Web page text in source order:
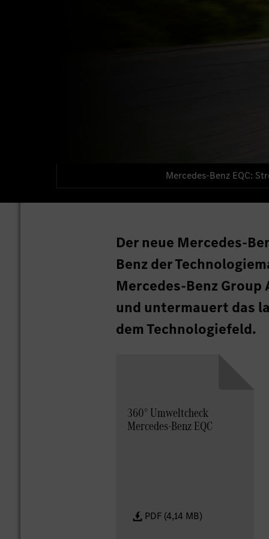
Mercedes-Benz EQC:
Der neue Mercedes-
Benz der
Mercedes-Benz Group
und untermauert das
dem Technologiefeld.
360° Umweltcheck
Mercedes-Benz EQC
PDF (4,14 MB)